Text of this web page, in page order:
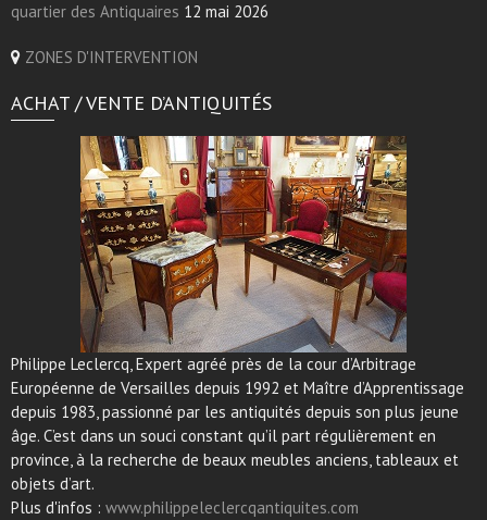
quartier des Antiquaires 12 mai 2026
ZONES D'INTERVENTION
ACHAT / VENTE D’ANTIQUITÉS
Philippe Leclercq, Expert agréé près de la cour d’Arbitrage
Européenne de Versailles depuis 1992 et Maître d’Apprentissage
depuis 1983, passionné par les antiquités depuis son plus jeune
âge. C’est dans un souci constant qu’il part régulièrement en
province, à la recherche de beaux meubles anciens, tableaux et
objets d’art.
Plus d'infos : www.philippeleclercqantiquites.com